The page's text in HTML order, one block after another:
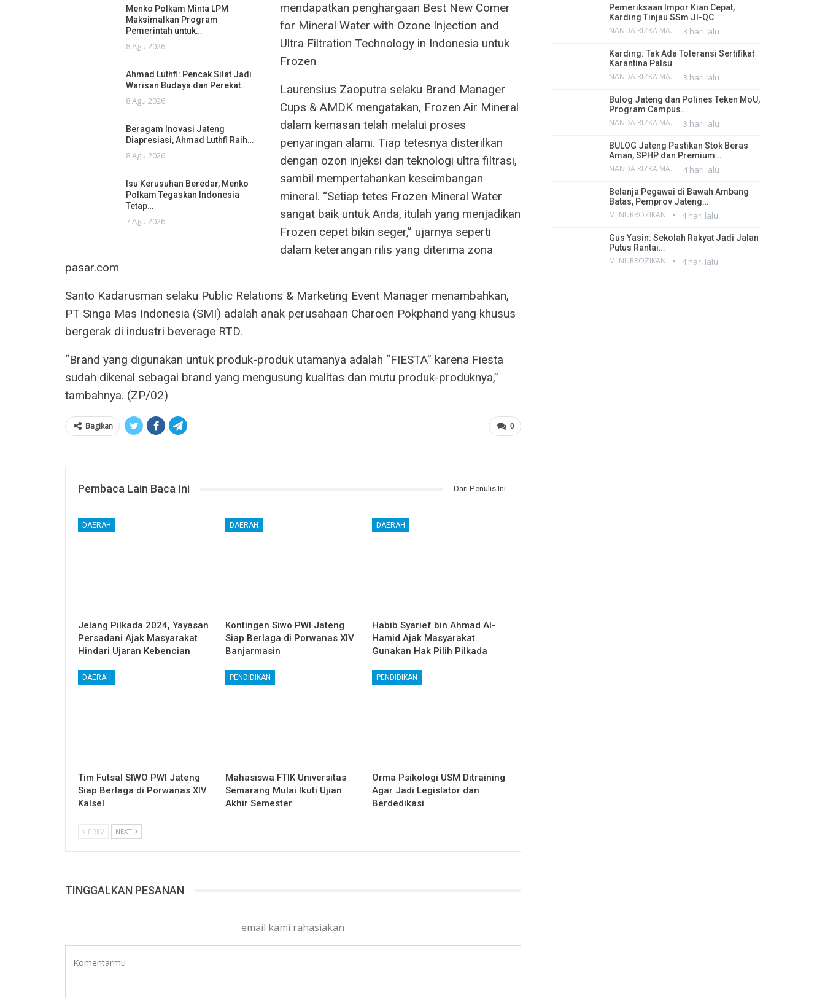
Menko Polkam Minta LPM
Maksimalkan Program
Pemerintah untuk…
8 Agu 2026
Ahmad Luthfi: Pencak Silat Jadi
Warisan Budaya dan Perekat…
8 Agu 2026
Beragam Inovasi Jateng
Diapresiasi, Ahmad Luthfi Raih…
8 Agu 2026
Isu Kerusuhan Beredar, Menko
Polkam Tegaskan Indonesia
Tetap…
7 Agu 2026
mendapatkan penghargaan Best New Comer
for Mineral Water with Ozone Injection and
Ultra Filtration Technology in Indonesia untuk
Frozen
Laurensius Zaoputra selaku Brand Manager
Cups & AMDK mengatakan, Frozen Air Mineral
dalam kemasan telah melalui proses
penyaringan alami. Tiap tetesnya disterilkan
dengan ozon injeksi dan teknologi ultra filtrasi,
sambil mempertahankan keseimbangan
mineral. “Setiap tetes Frozen Mineral Water
sangat baik untuk Anda, itulah yang menjadikan
Frozen cepet bikin seger,” ujarnya seperti
dalam keterangan rilis yang diterima zona
pasar.com
Santo Kadarusman selaku Public Relations & Marketing Event Manager menambahkan,
PT Singa Mas Indonesia (SMI) adalah anak perusahaan Charoen Pokphand yang khusus
bergerak di industri beverage RTD.
“Brand yang digunakan untuk produk-produk utamanya adalah “FIESTA” karena Fiesta
sudah dikenal sebagai brand yang mengusung kualitas dan mutu produk-produknya,”
tambahnya. (ZP/02)
0
Bagikan
Pembaca Lain Baca Ini Dari Penulis Ini
DAERAH
Jelang Pilkada 2024, Yayasan
Persadani Ajak Masyarakat
Hindari Ujaran Kebencian
DAERAH
Kontingen Siwo PWI Jateng
Siap Berlaga di Porwanas XIV
Banjarmasin
DAERAH
Habib Syarief bin Ahmad Al-
Hamid Ajak Masyarakat
Gunakan Hak Pilih Pilkada
DAERAH
Tim Futsal SIWO PWI Jateng
Siap Berlaga di Porwanas XIV
Kalsel
PENDIDIKAN
Mahasiswa FTIK Universitas
Semarang Mulai Ikuti Ujian
Akhir Semester
PENDIDIKAN
Orma Psikologi USM Ditraining
Agar Jadi Legislator dan
Berdedikasi
PREV NEXT
TINGGALKAN PESANAN
email kami rahasiakan
Pemeriksaan Impor Kian Cepat,
Karding Tinjau SSm JI-QC
NANDA RIZKA MAHENDRA 3 hari lalu
Karding: Tak Ada Toleransi Sertifikat
Karantina Palsu
NANDA RIZKA MAHENDRA 3 hari lalu
Bulog Jateng dan Polines Teken MoU,
Program Campus…
NANDA RIZKA MAHENDRA 3 hari lalu
BULOG Jateng Pastikan Stok Beras
Aman, SPHP dan Premium…
NANDA RIZKA MAHENDRA 4 hari lalu
Belanja Pegawai di Bawah Ambang
Batas, Pemprov Jateng…
M. NURROZIKAN 4 hari lalu
Gus Yasin: Sekolah Rakyat Jadi Jalan
Putus Rantai…
M. NURROZIKAN 4 hari lalu